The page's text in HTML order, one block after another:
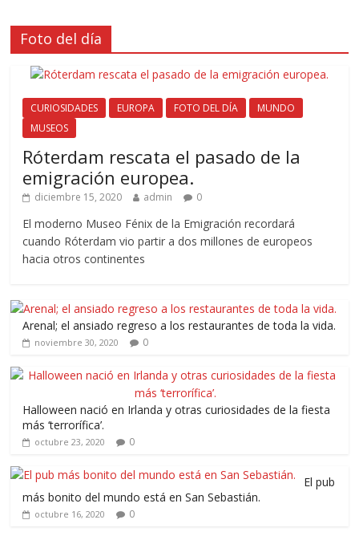
Foto del día
CURIOSIDADES EUROPA FOTO DEL DÍA
MUNDO
MUSEOS
Róterdam rescata el pasado de la
emigración europea.
diciembre 15, 2020 admin 0
El moderno Museo Fénix de la Emigración recordará
cuando Róterdam vio partir a dos millones de europeos
hacia otros continentes
Arenal; el ansiado regreso a los restaurantes de toda la vida.
noviembre 30, 2020 0
Halloween nació en Irlanda y otras curiosidades de la fiesta
más ‘terrorífica’.
octubre 23, 2020 0
El pub
más bonito del mundo está en San Sebastián.
octubre 16, 2020 0